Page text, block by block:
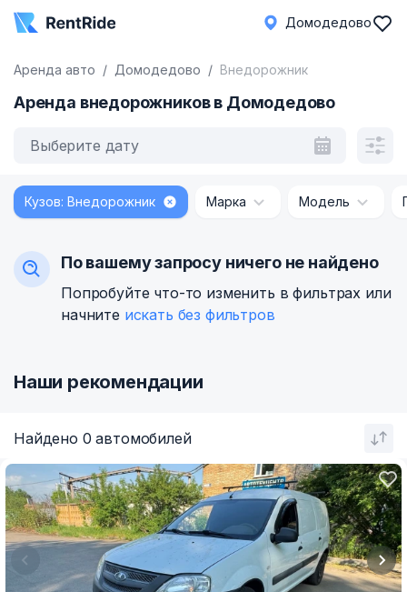
Домодедово
Аренда авто Домодедово Внедорожник
Аренда внедорожников в Домодедово
Выберите дату
Кузов: Внедорожник Марка Модель
Найдено 0 автомобилей
По вашему запросу ничего не найдено
Попробуйте что-то изменить в фильтрах или
начните искать без фильтров
Наши рекомендации